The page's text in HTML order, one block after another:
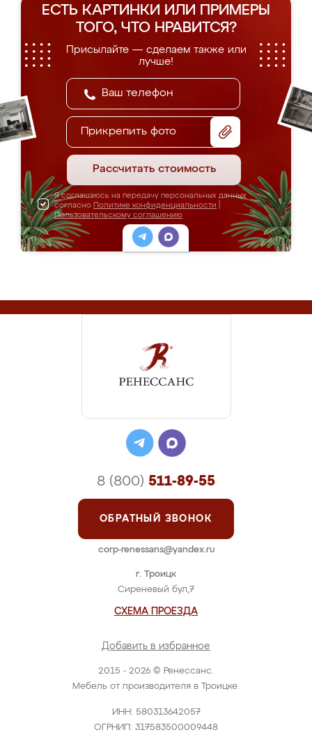
ЕСТЬ КАРТИНКИ ИЛИ ПРИМЕРЫ
ТОГО, ЧТО НРАВИТСЯ?
Присылайте — сделаем также или
лучше!
Прикрепить фото
Рассчитать стоимость
Я соглашаюсь на передачу персональных данных
согласно Политике конфиденциальности
Пользовательскому соглашению
2015 - 2026 © Ренессанс.
Мебель от производителя в Троицке.
ИНН: 580313642057
ОГРНИП: 317583500009448
г. Троицк
Сиреневый бул,7
СХЕМА ПРОЕЗДА
Добавить в избранное
8 (800) 511-89-55
ОБРАТНЫЙ ЗВОНОК
corp-renessans@yandex.ru